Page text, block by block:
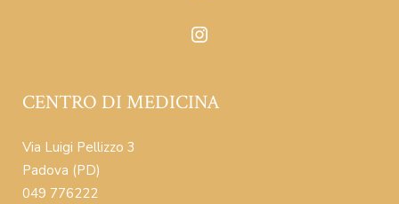
Instagram
CENTRO DI MEDICINA
Via Luigi Pellizzo 3
Padova (PD)
049 776222